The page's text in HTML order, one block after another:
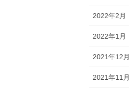
2022年2月
2022年1月
2021年12月
2021年11月